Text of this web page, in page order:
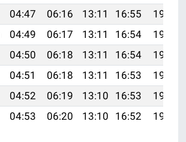
04:47 06:16 13:11 16:55
19:57
04:49 06:17 13:11 16:54
19:56
04:50 06:18 13:11 16:54
19:54
04:51 06:18 13:11 16:53
19:53
04:52 06:19 13:10 16:53
19:52
04:53 06:20 13:10 16:52 19:50